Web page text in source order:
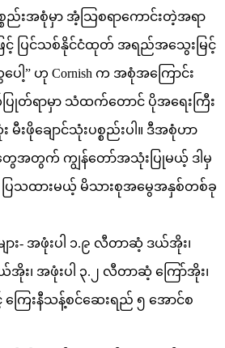
စ္စည်းအစုံမှာ အံ့သြစရာကောင်းတဲ့အရာ
ပြင်သစ်နိုင်ငံထုတ် အရည်အသွေးမြင့်
ပေါ့” ဟု Cornish က အစုံအကြောင်း
ပြုတ်ရာမှာ သံထက်တောင် ပိုအရေးကြီး
ဖိုချောင်သုံးပစ္စည်းပါ။ ဒီအစုံဟာ
ေအတွက် ကျွန်တော်အသုံးပြုမယ့် ဒါမှ
ြသထားမယ့် မိသားစုအမွေအနှစ်တစ်ခု
း- အဖုံးပါ ၁.၉ လီတာဆံ့ ဒယ်အိုး၊
း၊ အဖုံးပါ ၃.၂ လီတာဆံ့ ကြော်အိုး၊
ြေးနီသန့်စင်ဆေးရည် ၅ အောင်စ